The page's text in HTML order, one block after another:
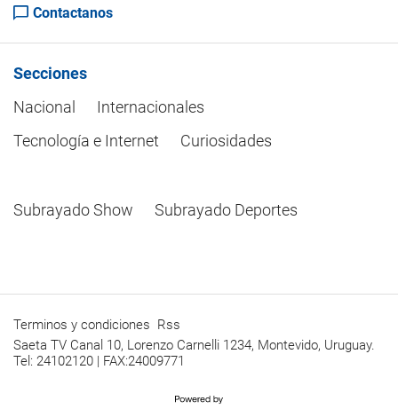
Contactanos
Secciones
Nacional
Internacionales
Tecnología e Internet
Curiosidades
Subrayado Show Subrayado Deportes
Terminos y condiciones Rss
Saeta TV Canal 10, Lorenzo Carnelli 1234, Montevido, Uruguay.
Tel: 24102120 | FAX:24009771